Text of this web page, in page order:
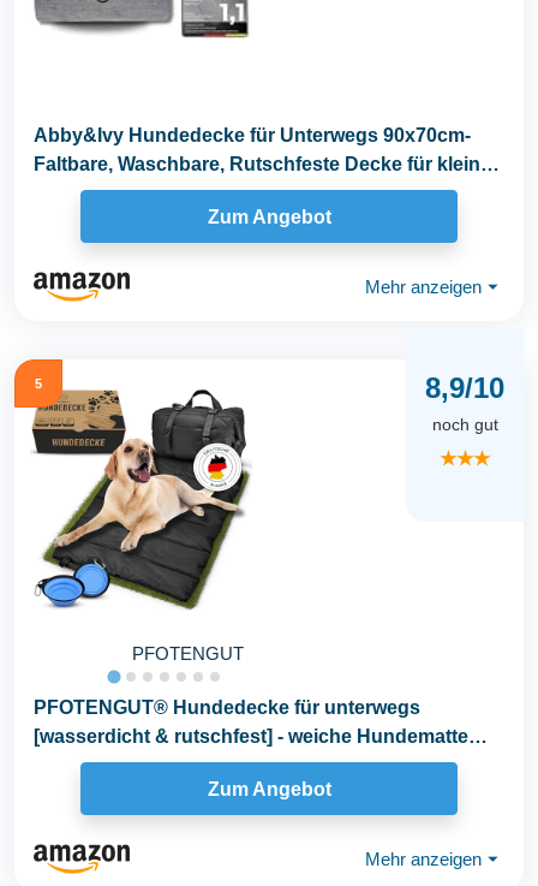
Abby&Ivy Hundedecke für Unterwegs 90x70cm-
Faltbare, Waschbare, Rutschfeste Decke für kleine
und...
Zum Angebot
Mehr anzeigen ⏷
5
PFOTENGUT
8,9/10
noch gut
★★★
PFOTENGUT® Hundedecke für unterwegs
[wasserdicht & rutschfest] - weiche Hundematte
Outdoor [110x...
Zum Angebot
Mehr anzeigen ⏷